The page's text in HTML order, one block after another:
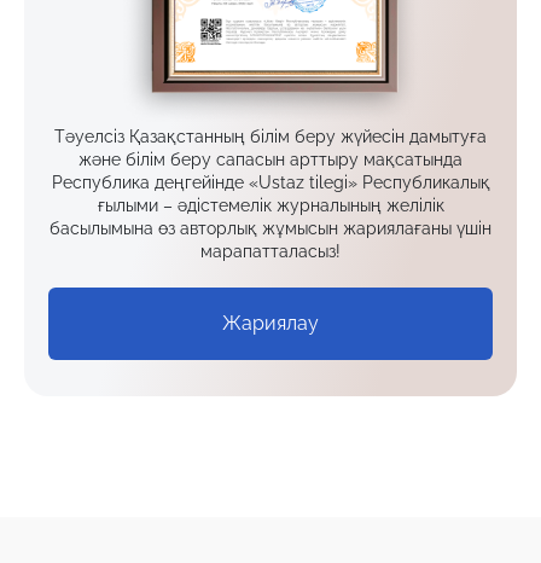
Тәуелсіз Қазақстанның білім беру жүйесін дамытуға
және білім беру сапасын арттыру мақсатында
Республика деңгейінде «Ustaz tilegi» Республикалық
ғылыми – әдістемелік журналының желілік
басылымына өз авторлық жұмысын жариялағаны үшін
марапатталасыз!
Жариялау